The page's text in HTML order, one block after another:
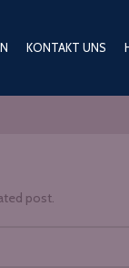
KONTAKT UNS
post.